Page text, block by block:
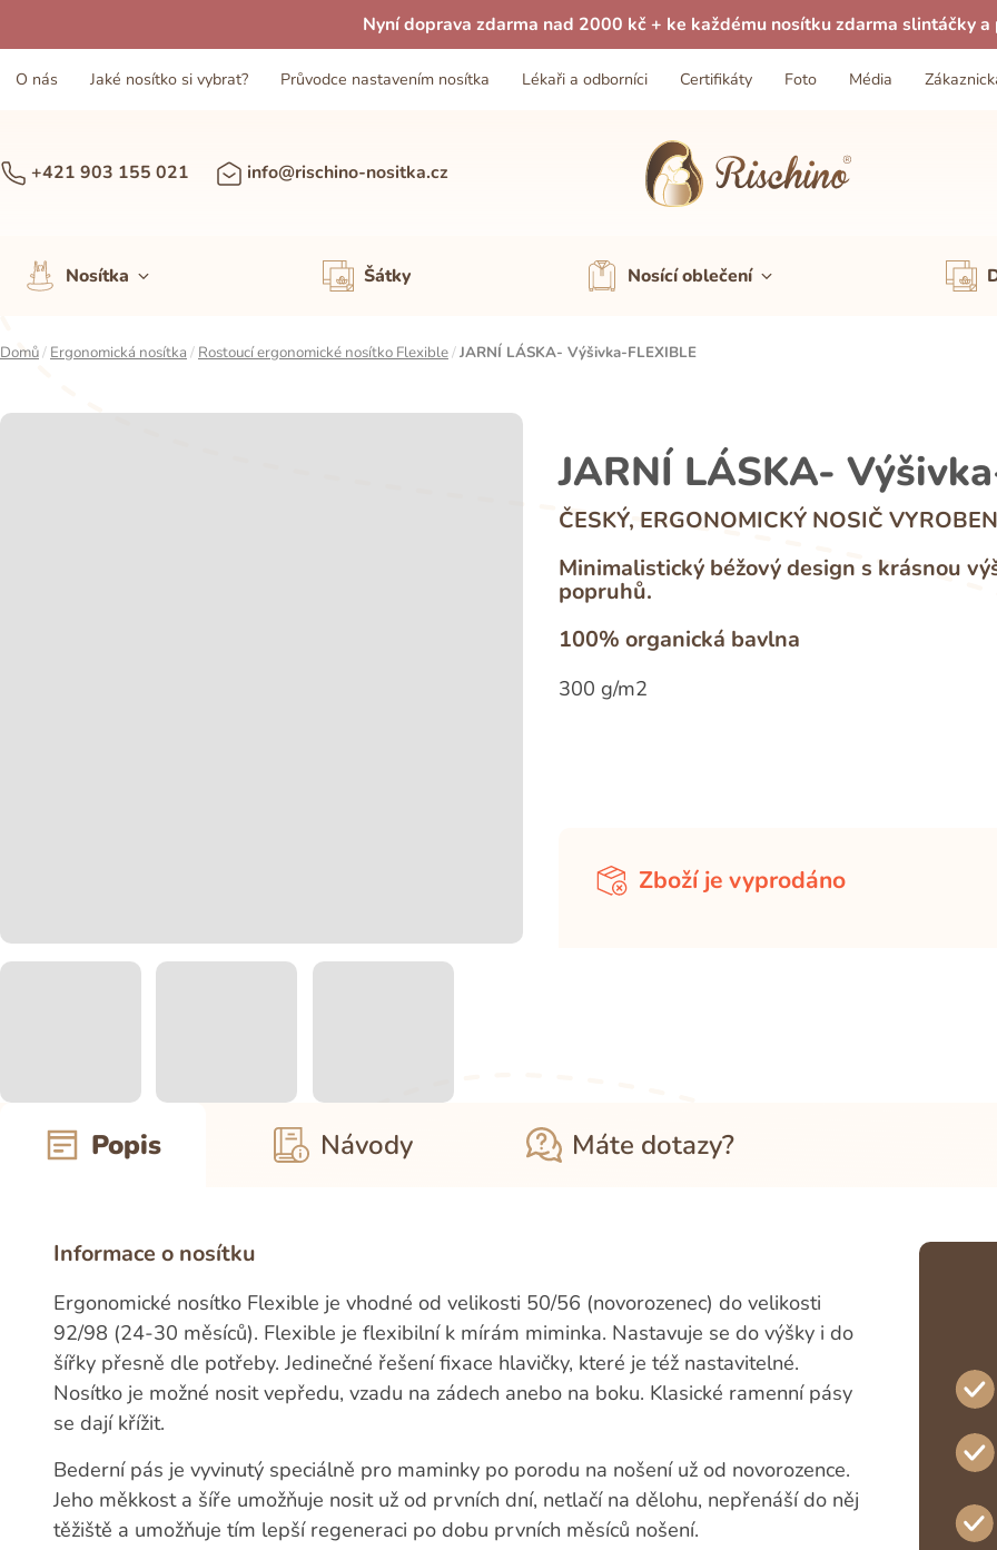
Nyní doprava zdarma nad 2000 kč + ke každému nosítku zdarma slintáčky
O nás Jaké nosítko si vybrat? Průvodce nastavením nosítka Lékaři a odborníci Certifikáty Foto Média
+421 903 155 021 info@rischino-nositka.cz
Nosítka Šátky Nosící oblečení
Domů/ Ergonomická nosítka / Rostoucí ergonomické nosítko Flexible/JARNÍ LÁSKA- Výšivka-FLEXIBLE
JARNÍ LÁSKA-
ČESKÝ, ERGONOMICKÝ NOSIČ
Minimalistický béžový design s krásnou
popruhů.
100% organická bavlna
300 g/m2
Zboží je vyprodáno
Popis Návody Máte dotazy?
Informace o nosítku
Ergonomické nosítko Flexible je vhodné od velikosti 50/56 (novorozenec) do velikosti
92/98 (24-30 měsíců). Flexible je flexibilní k mírám miminka. Nastavuje se do výšky i do
šířky přesně dle potřeby. Jedinečné řešení fixace hlavičky, které je též nastavitelné.
Nosítko je možné nosit vepředu, vzadu na zádech anebo na boku. Klasické ramenní pásy
se dají křížit.
Bederní pás je vyvinutý speciálně pro maminky po porodu na nošení už od novorozence.
Jeho měkkost a šíře umožňuje nosit už od prvních dní, netlačí na dělohu, nepřenáší do něj
těžiště a umožňuje tím lepší regeneraci po dobu prvních měsíců nošení.